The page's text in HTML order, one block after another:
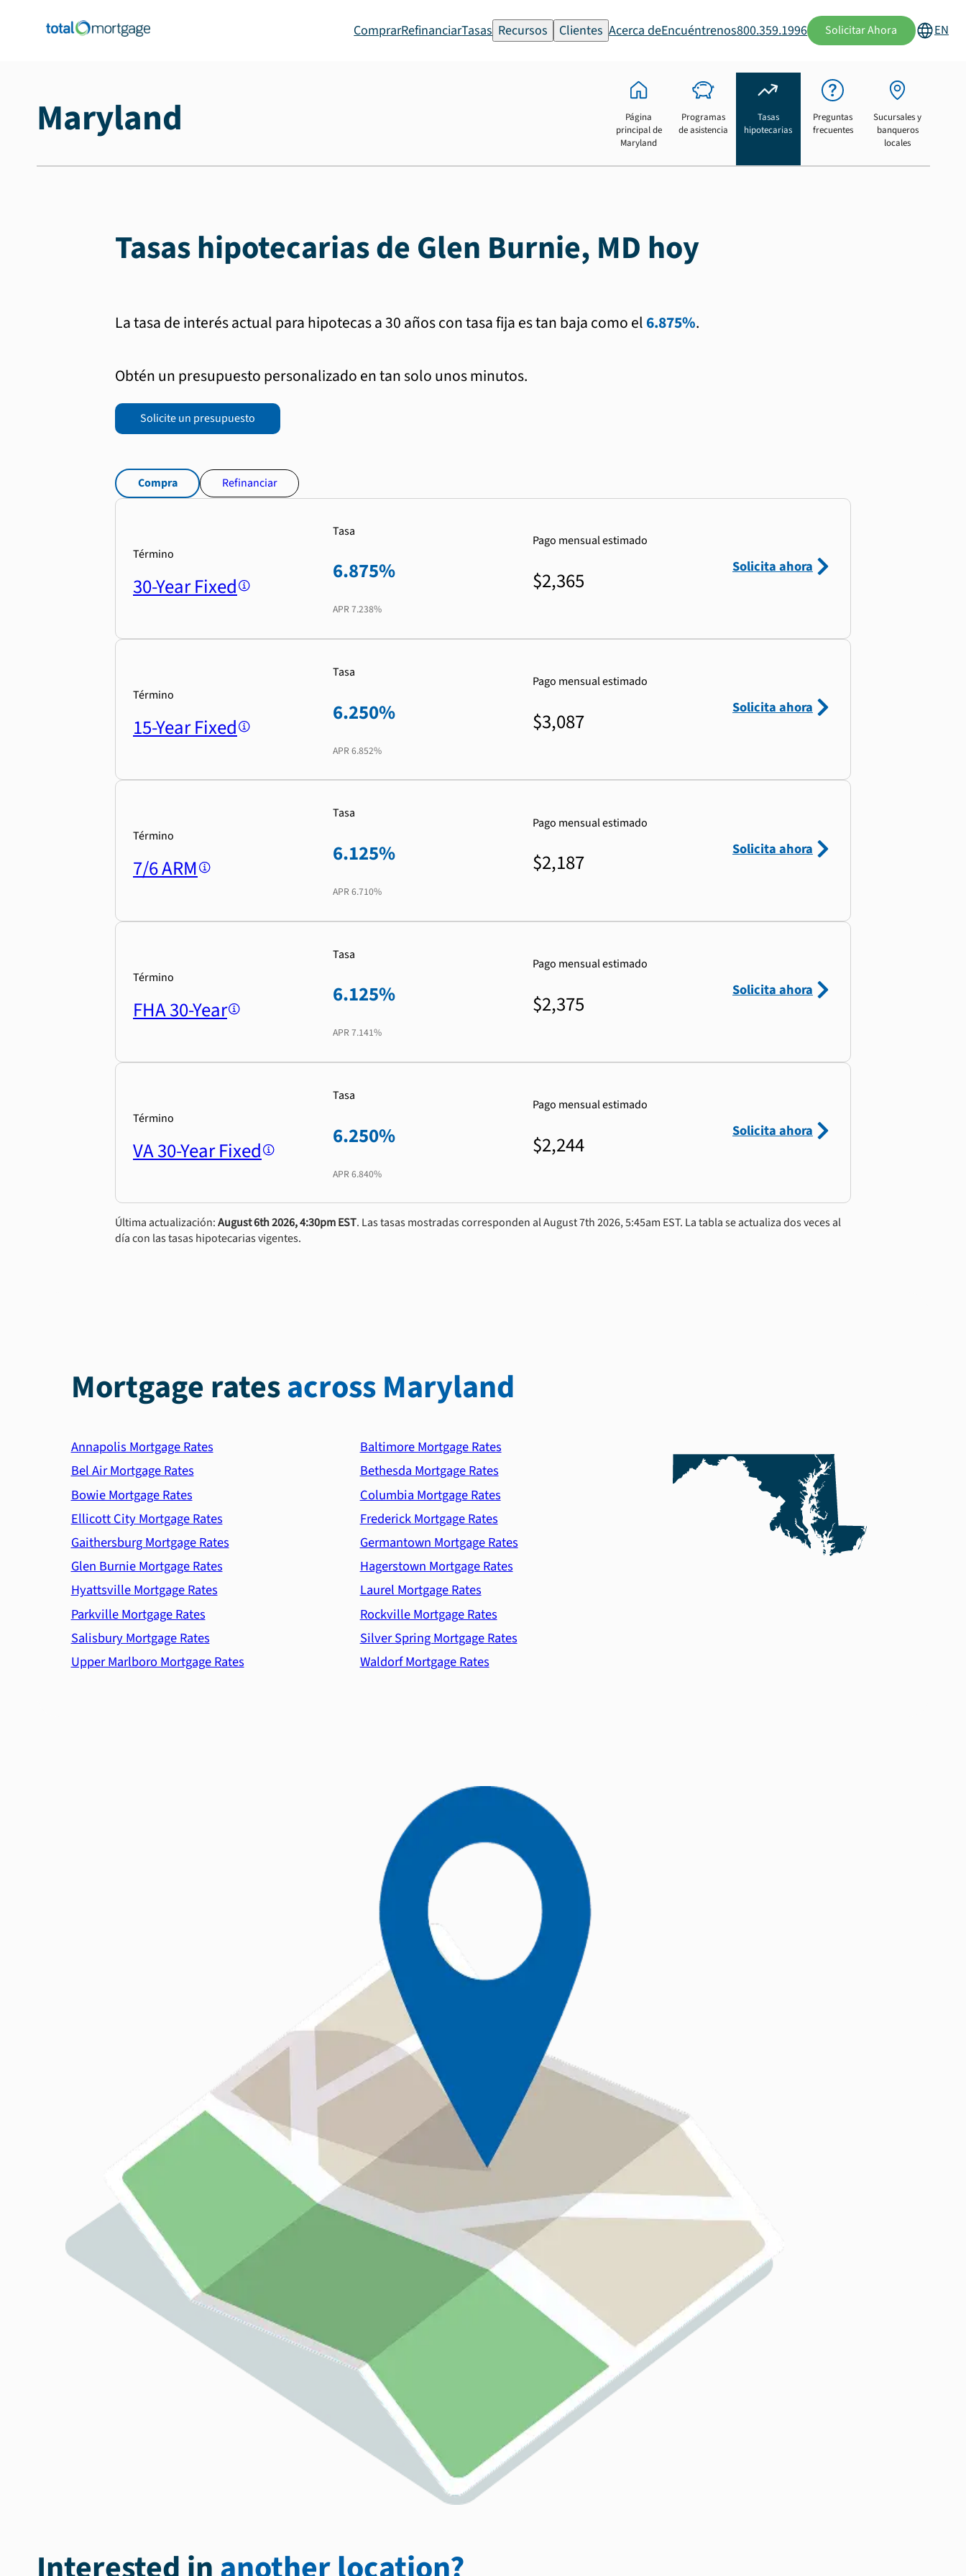
ComprarRefinanciarTasas Recursos Clientes Acerca deEncuéntrenos800.359.1996 Solicitar Ahora EN
Maryland
Página
principal de
Maryland
Programas
de asistencia
Tasas
hipotecarias
Preguntas
frecuentes
Sucursales y
banqueros
locales
Tasas hipotecarias de Glen Burnie, MD hoy
La tasa de interés actual para hipotecas a 30 años con tasa fija es tan baja como el6.875%.
Obtén un presupuesto personalizado en tan solo unos minutos.
Solicite un presupuesto
Compra Refinanciar
Término
30-Year Fixed
Tasa
6.875%
APR 7.238%
Pago mensual estimado
$2,365
Solicita ahora
Término
15-Year Fixed
Tasa
6.250%
APR 6.852%
Pago mensual estimado
$3,087
Solicita ahora
Término
7/6 ARM
Tasa
6.125%
APR 6.710%
Pago mensual estimado
$2,187
Solicita ahora
Término
FHA 30-Year
Tasa
6.125%
APR 7.141%
Pago mensual estimado
$2,375
Solicita ahora
Término
VA 30-Year Fixed
Tasa
6.250%
APR 6.840%
Pago mensual estimado
$2,244
Solicita ahora
Última actualización:August 6th 2026, 4:30pm EST. Las tasas mostradas corresponden al August 7th 2026, 5:45am EST. La tabla se actualiza dos veces al
día con las tasas hipotecarias vigentes.
Mortgage ratesacross Maryland
Annapolis Mortgage Rates
Baltimore Mortgage Rates
Bel Air Mortgage Rates
Bethesda Mortgage Rates
Bowie Mortgage Rates
Columbia Mortgage Rates
Ellicott City Mortgage Rates
Frederick Mortgage Rates
Gaithersburg Mortgage Rates
Germantown Mortgage Rates
Glen Burnie Mortgage Rates
Hagerstown Mortgage Rates
Hyattsville Mortgage Rates
Laurel Mortgage Rates
Parkville Mortgage Rates
Rockville Mortgage Rates
Salisbury Mortgage Rates
Silver Spring Mortgage Rates
Upper Marlboro Mortgage Rates
Waldorf Mortgage Rates